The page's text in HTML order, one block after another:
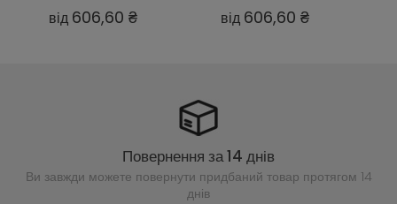
від 606,60 ₴ від 606,60 ₴
Повернення за 14 днів
Ви завжди можете повернути придбаний товар протягом 14
днів